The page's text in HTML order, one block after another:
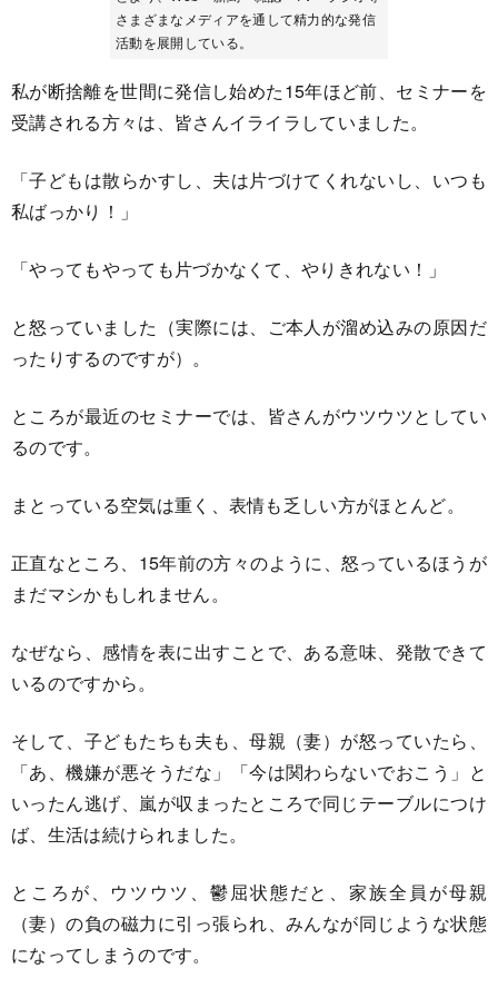
さまざまなメディアを通して精力的な発信
活動を展開している。
私が断捨離を世間に発信し始めた15年ほど前、セミナーを
受講される方々は、皆さんイライラしていました。
「子どもは散らかすし、夫は片づけてくれないし、いつも
私ばっかり！」
「やってもやっても片づかなくて、やりきれない！」
と怒っていました（実際には、ご本人が溜め込みの原因だ
ったりするのですが）。
ところが最近のセミナーでは、皆さんがウツウツとしてい
るのです。
まとっている空気は重く、表情も乏しい方がほとんど。
正直なところ、15年前の方々のように、怒っているほうが
まだマシかもしれません。
なぜなら、感情を表に出すことで、ある意味、発散できて
いるのですから。
そして、子どもたちも夫も、母親（妻）が怒っていたら、
「あ、機嫌が悪そうだな」「今は関わらないでおこう」と
いったん逃げ、嵐が収まったところで同じテーブルにつけ
ば、生活は続けられました。
ところが、ウツウツ、鬱屈状態だと、家族全員が母親
（妻）の負の磁力に引っ張られ、みんなが同じような状態
になってしまうのです。